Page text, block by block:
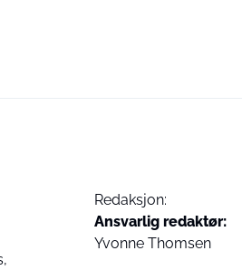
Redaksjon:
Ansvarlig redaktør:
Yvonne Thomsen